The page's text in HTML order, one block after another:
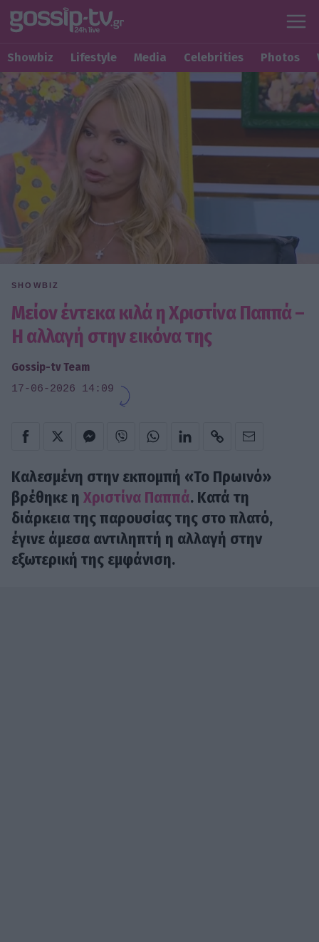
Showbiz Lifestyle Media Celebrities Photos
SHOWBIZ
Μείον έντεκα κιλά η Χριστίνα Παππά –
Η αλλαγή στην εικόνα της
Gossip-tv Team
17-06-2026 14:09
Καλεσμένη στην εκπομπή «Το Πρωινό»
βρέθηκε η Χριστίνα Παππά. Κατά τη
διάρκεια της παρουσίας της στο πλατό,
έγινε άμεσα αντιληπτή η αλλαγή στην
εξωτερική της εμφάνιση.